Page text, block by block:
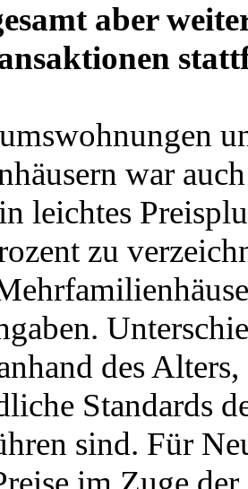
aber
war
leichtes
zu
des
Standards
sind. Für